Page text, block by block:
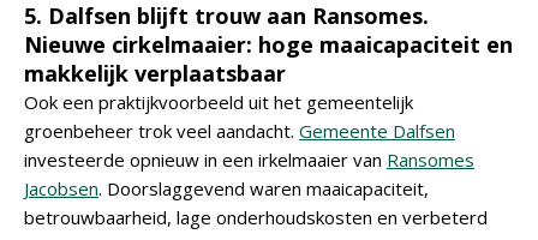
5. Dalfsen blijft trouw aan Ransomes.
Nieuwe cirkelmaaier: hoge maaicapaciteit en
makkelijk verplaatsbaar
Ook een praktijkvoorbeeld uit het gemeentelijk
groenbeheer trok veel aandacht. Gemeente Dalfsen
investeerde opnieuw in een irkelmaaier van Ransomes
Jacobsen. Doorslaggevend waren maaicapaciteit,
betrouwbaarheid, lage onderhoudskosten en verbeterd